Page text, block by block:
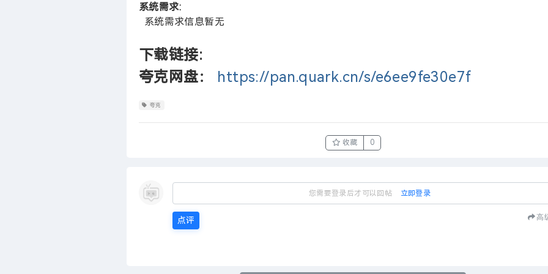
系统需求:
系统需求信息暂无
下载链接:
夸克网盘：
https://pan.quark.cn/s/e6ee9fe30e7f
夸克
收藏 0
您需要登录后才可以回帖 立即登录
点评 高